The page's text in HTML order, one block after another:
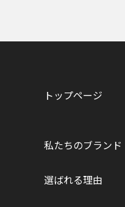
トップページ
私たちのブランド
選ばれる理由